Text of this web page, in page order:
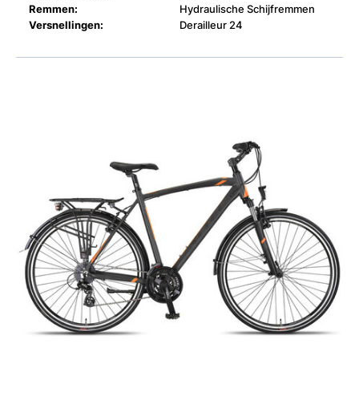
Remmen:
Hydraulische Schijfremmen
Versnellingen:
Derailleur 24